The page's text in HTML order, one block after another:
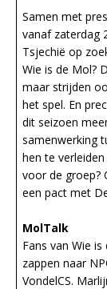
Samen met
vanaf zaterdag
Tsjechië op
Wie is de Mol?
maar strijden
het spel. En
dit seizoen
samenwerking
hen te
voor de groep?
een pact met
MolTalk
Fans van Wie
zappen naar
VondelCS.